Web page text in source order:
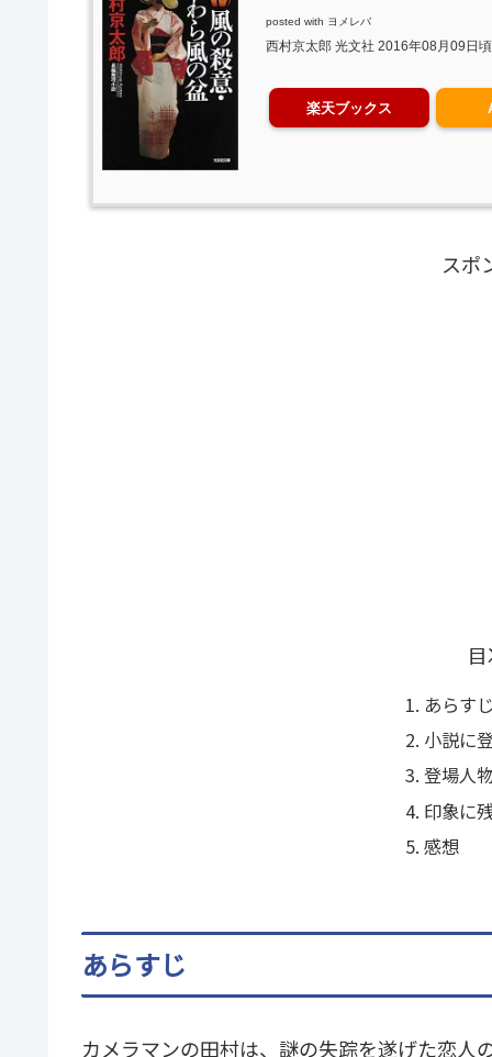
posted with ヨメレバ
西村京太郎 光文社 2016年08月09日頃
楽天ブックス
スポ
あらす
小説に
登場人
印象に
感想
あらすじ
カメラマンの田村は、謎の失踪を遂げた恋人